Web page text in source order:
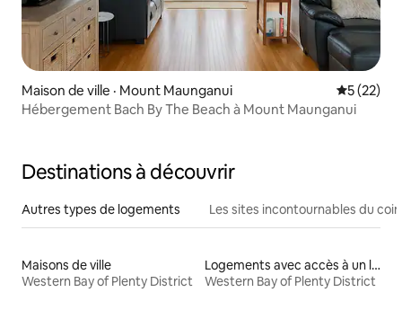
Maison de ville · Mount Maunganui Note
5 (22)
Hébergement Bach By The Beach à Mount Maunganui
Destinations à découvrir
Autres types de logements Les sites incontournables du coin
Maisons de ville
Western Bay of Plenty District
Logements avec accès à un lac
Western Bay of Plenty District